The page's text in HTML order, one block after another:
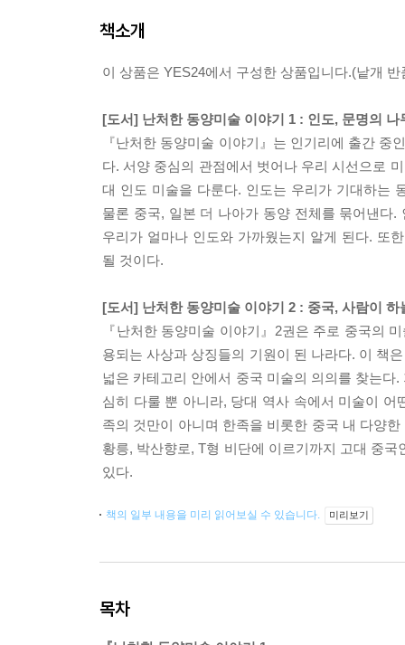
책소개
이 상품은 YES24에서 구성한 상품입니다.(낱개 반
[도서] 난처한 동양미술 이야기 1 : 인도, 문명의 나
『난처한 동양미술 이야기』는 인기리에 출간 중
다. 서양 중심의 관점에서 벗어나 우리 시선으로
대 인도 미술을 다룬다. 인도는 우리가 기대하는
물론 중국, 일본 더 나아가 동양 전체를 묶어낸다
우리가 얼마나 인도와 가까웠는지 알게 된다. 또
될 것이다.
[도서] 난처한 동양미술 이야기 2 : 중국, 사람이 하
『난처한 동양미술 이야기』2권은 주로 중국의
용되는 사상과 상징들의 기원이 된 나라다. 이 책
넓은 카테고리 안에서 중국 미술의 의의를 찾는
심히 다룰 뿐 아니라, 당대 역사 속에서 미술이
족의 것만이 아니며 한족을 비롯한 중국 내 다양
황릉, 박산향로, T형 비단에 이르기까지 고대 중
있다.
책의 일부 내용을 미리 읽어보실 수 있습니다. 미리보기
목차